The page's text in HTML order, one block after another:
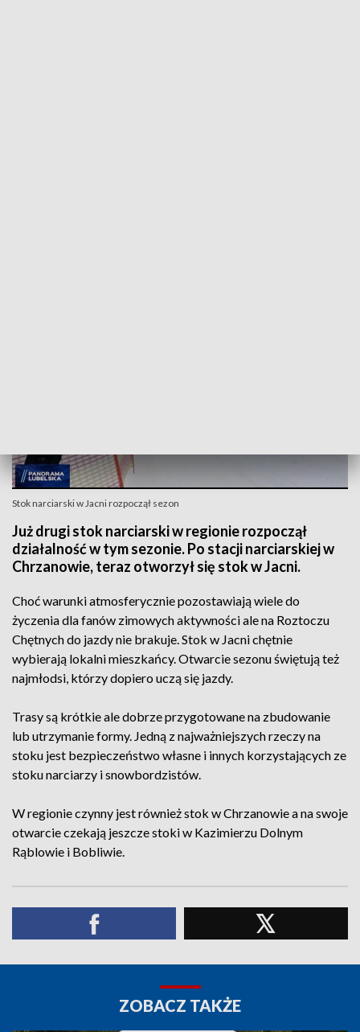
Stok narciarski w Jacni rozpoczął sezon
Już drugi stok narciarski w regionie rozpoczął
działalność w tym sezonie. Po stacji narciarskiej w
Chrzanowie, teraz otworzył się stok w Jacni.
Choć warunki atmosferycznie pozostawiają wiele do
życzenia dla fanów zimowych aktywności ale na Roztoczu
Chętnych do jazdy nie brakuje. Stok w Jacni chętnie
wybierają lokalni mieszkańcy. Otwarcie sezonu świętują też
najmłodsi, którzy dopiero uczą się jazdy.
Trasy są krótkie ale dobrze przygotowane na zbudowanie
lub utrzymanie formy. Jedną z najważniejszych rzeczy na
stoku jest bezpieczeństwo własne i innych korzystających ze
stoku narciarzy i snowbordzistów.
W regionie czynny jest również stok w Chrzanowie a na swoje
otwarcie czekają jeszcze stoki w Kazimierzu Dolnym
Rąblowie i Bobliwie.
ZOBACZ TAKŻE